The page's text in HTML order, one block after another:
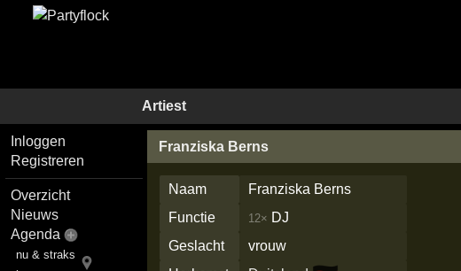
Artiest
Inloggen
Registreren
Overzicht
Nieuws
Agenda
nu & straks
Franziska Berns
Naam
Franziska Berns
Functie
12× DJ
Geslacht
vrouw